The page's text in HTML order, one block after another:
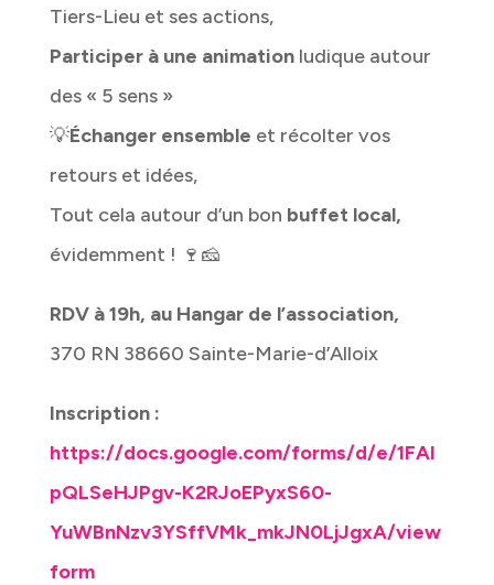
Tiers-Lieu et ses actions,
Participer à une animationludique autour
des « 5 sens »
💡Échanger ensemble et récolter vos
retours et idées,
Tout cela autour d’un bon buffet local,
évidemment ! 🍷🧀
RDV à 19h, au Hangar de l’association,
370 RN 38660 Sainte-Marie-d’Alloix
Inscription :
https://docs.google.com/forms/d/e/1FAI
pQLSeHJPgv-K2RJoEPyxS60-
YuWBnNzv3YSffVMk_mkJN0LjJgxA/view
form